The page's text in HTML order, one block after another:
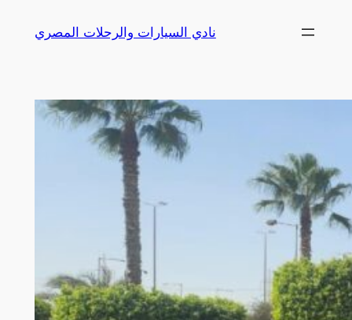
نادي السيارات والرحلات المصري